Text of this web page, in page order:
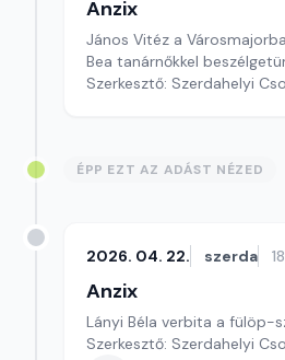
Anzix
János Vitéz a
Bea tanárnőkkel
Szerkesztő: Szerdahelyi
ÉPP EZT AZ ADÁST NÉZED
2026. 04. 22. szerda
Anzix
Lányi Béla verbita a fülöp-
Szerkesztő: Szerdahelyi